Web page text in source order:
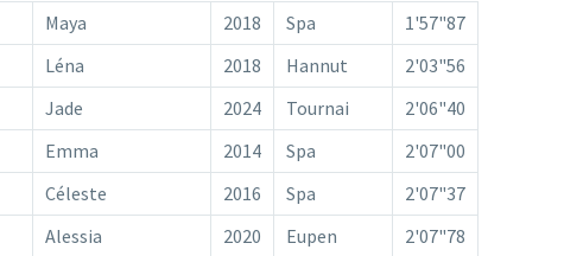
Maya 2018 Spa
1'57"87
Léna 2018 Hannut
2'03"56
Jade 2024 Tournai
2'06"40
Emma 2014 Spa
2'07"00
Céleste 2016 Spa
2'07"37
Alessia 2020 Eupen
2'07"78